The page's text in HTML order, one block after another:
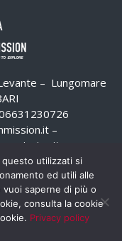
– Lungomare
–
utilizzati si
ed utili alle
saperne di più o
consulta la cookie
Privacy policy